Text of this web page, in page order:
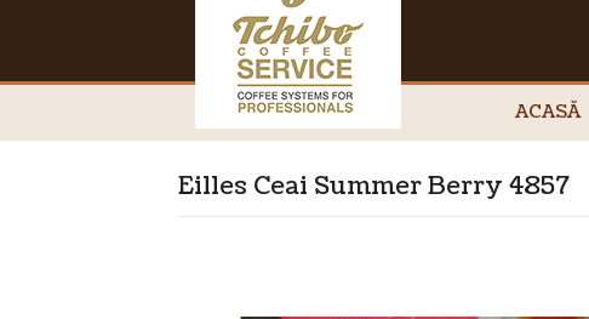
ACASĂ
Eilles Ceai Summer Berry 4857